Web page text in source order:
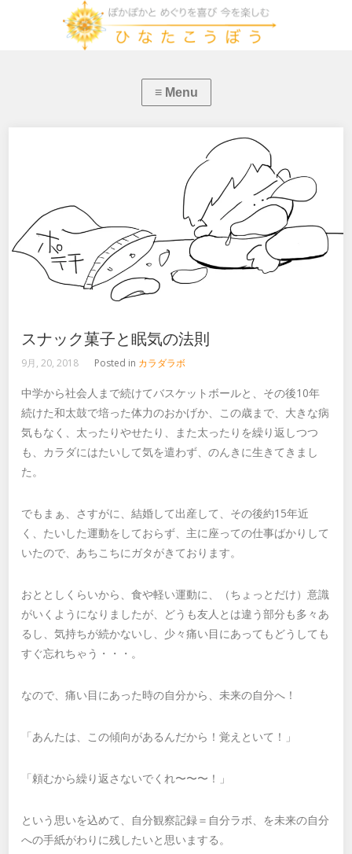
スナック菓子と眠気の法則
9月, 20, 2018 Posted in カラダラボ
中学から社会人まで続けてバスケットボールと、その後10年
続けた和太鼓で培った体力のおかげか、この歳まで、大きな病
気もなく、太ったりやせたり、また太ったりを繰り返しつつ
も、カラダにはたいして気を遣わず、のんきに生きてきまし
た。
でもまぁ、さすがに、結婚して出産して、その後約15年近
く、たいした運動をしておらず、主に座っての仕事ばかりして
いたので、あちこちにガタがきております。
おととしくらいから、食や軽い運動に、（ちょっとだけ）意識
がいくようになりましたが、どうも友人とは違う部分も多々あ
るし、気持ちが続かないし、少々痛い目にあってもどうしても
すぐ忘れちゃう・・・。
なので、痛い目にあった時の自分から、未来の自分へ！
「あんたは、この傾向があるんだから！覚えといて！」
「頼むから繰り返さないでくれ〜〜〜！」
という思いを込めて、自分観察記録＝自分ラボ、を未来の自分
への手紙がわりに残したいと思いまする。